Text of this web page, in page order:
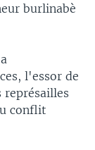
burlinabè
l'essor de
conflit